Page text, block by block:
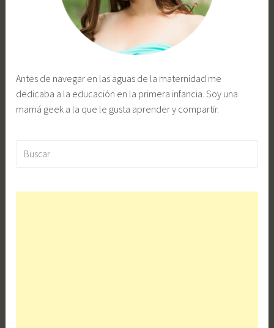
Antes de navegar en las aguas de la maternidad me
dedicaba a la educación en la primera infancia. Soy una
mamá geek a la que le gusta aprender y compartir.